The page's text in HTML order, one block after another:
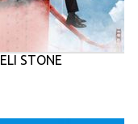
ELI STONE